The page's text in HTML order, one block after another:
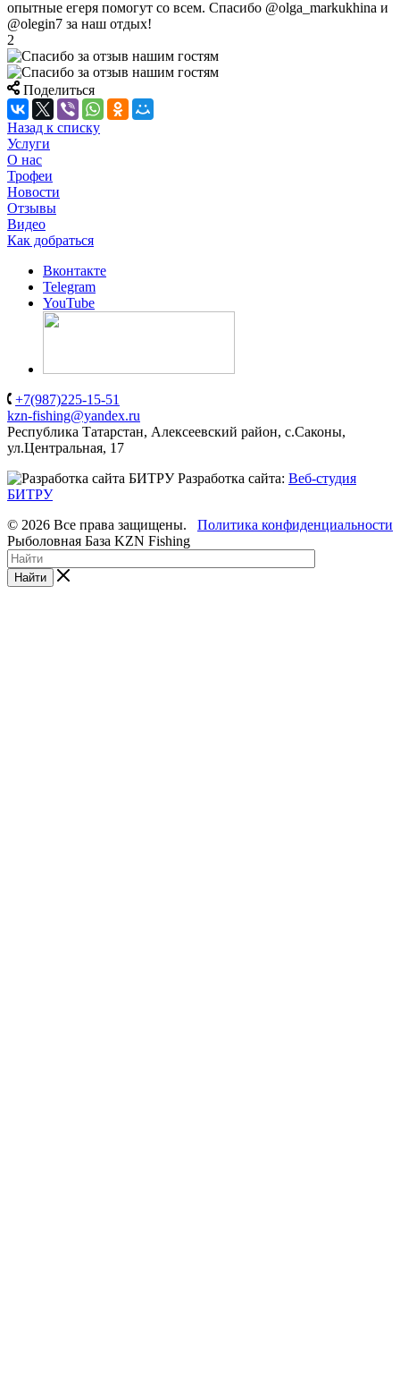
опытные егеря помогут со всем. Спасибо @olga_markukhina и
@olegin7 за наш отдых!
2
Поделиться
Назад к списку
Услуги
О нас
Трофеи
Новости
Отзывы
Видео
Как добраться
Вконтакте
Telegram
YouTube
+7(987)225-15-51
kzn-fishing@yandex.ru
Республика Татарстан, Алексеевский район, с.Саконы,
ул.Центральная, 17
Разработка сайта: Веб-студия
БИТРУ
Политика конфиденциальности
© 2026 Все права защищены.
Рыболовная База KZN Fishing
Найти